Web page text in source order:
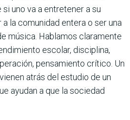
uno va a entretener a su
la comunidad entera o ser una
música. Hablamos claramente
escolar, disciplina,
pensamiento crítico. Un
atrás del estudio de un
ayudan a que la sociedad